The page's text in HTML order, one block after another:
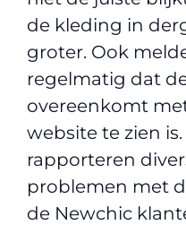
de kleding in
groter. Ook
regelmatig dat
overeenkomt
website te zien
rapporteren
problemen met
de Newchic